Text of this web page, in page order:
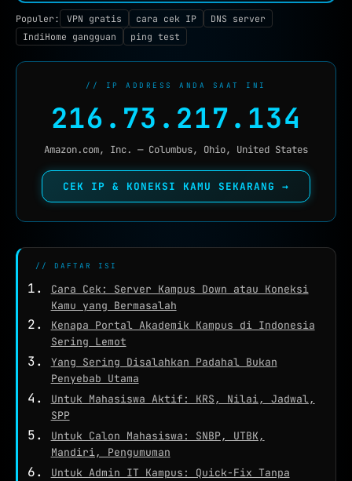
CEK IPV6 NEW
SUBNET CALCULATOR
MAC LOOKUP
BLACKLIST CHECK
CEK KEBOCORAN VPN
WHOIS
NETWORK TOOLS
PING TEST ★
TRACEROUTE
SPEED TEST
PORT CHECKER
CEK LOKASI
Populer: VPN gratis cara cek IP
DNS server
IndiHome gangguan
ping test
// IP ADDRESS ANDA SAAT INI
216.73.217.134
Amazon.com, Inc. — Columbus, Ohio, United States
CEK IP & KONEKSI KAMU SEKARANG →
// DAFTAR ISI
Cara Cek: Server Kampus Down atau Koneksi
Kamu yang Bermasalah
Kenapa Portal Akademik Kampus di Indonesia
Sering Lemot
Yang Sering Disalahkan Padahal Bukan
Penyebab Utama
Untuk Mahasiswa Aktif: KRS, Nilai, Jadwal,
SPP
Untuk Calon Mahasiswa: SNBP, UTBK,
Mandiri, Pengumuman
Untuk Admin IT Kampus: Quick-Fix Tanpa